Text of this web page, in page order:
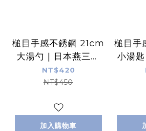
槌目手感不銹鋼 21cm
大湯勺｜日本燕三條
Tsubame-Sanjo
NT$420
NT$450
加入購物車
槌目手
小湯
三